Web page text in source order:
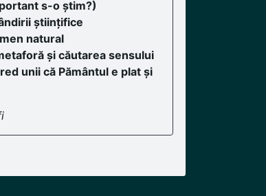
s-o știm?)
științifice
natural
și căutarea sensului
unii că Pământul e plat și